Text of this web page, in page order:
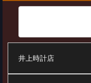
井上時計店